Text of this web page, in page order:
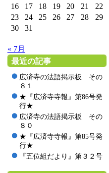
16
17 18 19 20 21
22
23
24 25 26 27 28
29
30
31
« 7月
最近の記事
広済寺の法語掲示板 その
８１
★『広済寺寺報』第86号発
行★
広済寺の法語掲示板 その
８０
★『広済寺寺報』第85号発
行★
『五位組だより』第３２号